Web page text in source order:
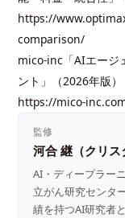
https://
comparison/
mico-inc「AIエージ
ント」（2026年版）
https://mico-
監修
河合 継（クリス
AI・ディープラー
立がん研究センタ
績を持つAI研究者